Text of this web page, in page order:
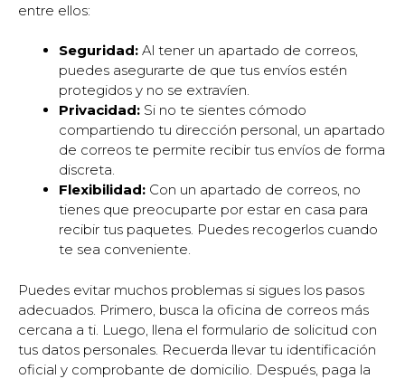
entre ellos:
Seguridad: Al tener un apartado de correos,
puedes asegurarte de que tus envíos estén
protegidos y no se extravíen.
Privacidad: Si no te sientes cómodo
compartiendo tu dirección personal, un apartado
de correos te permite recibir tus envíos de forma
discreta.
Flexibilidad: Con un apartado de correos, no
tienes que preocuparte por estar en casa para
recibir tus paquetes. Puedes recogerlos cuando
te sea conveniente.
Puedes evitar muchos problemas si sigues los pasos
adecuados. Primero, busca la oficina de correos más
cercana a ti. Luego, llena el formulario de solicitud con
tus datos personales. Recuerda llevar tu identificación
oficial y comprobante de domicilio. Después, paga la